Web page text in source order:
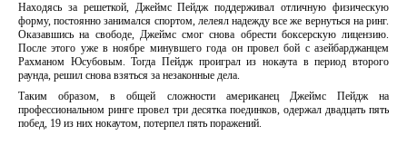
Находясь за решеткой, Джеймс Пейдж поддерживал отличную физическую
форму, постоянно занимался спортом, лелеял надежду все же вернуться на ринг.
Оказавшись на свободе, Джеймс смог снова обрести боксерскую лицензию.
После этого уже в ноябре минувшего года он провел бой с азейбарджанцем
Рахманом Юсубовым. Тогда Пейдж проиграл из нокаута в период второго
раунда, решил снова взяться за незаконные дела.
Таким образом, в общей сложности американец Джеймс Пейдж на
профессиональном ринге провел три десятка поединков, одержал двадцать пять
побед, 19 из них нокаутом, потерпел пять поражений.